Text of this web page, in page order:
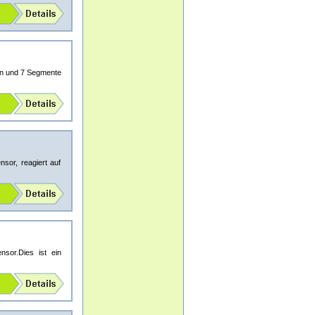
und 7 Segmente
reagiert auf
ist ein